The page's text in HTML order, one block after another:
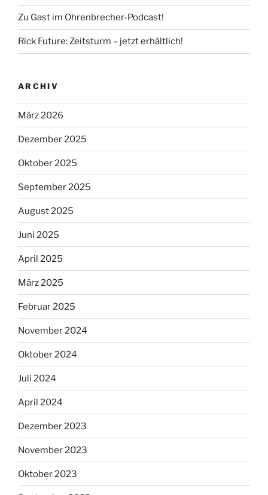
Zu Gast im Ohrenbrecher-Podcast!
Rick Future: Zeitsturm – jetzt erhältlich!
ARCHIV
März 2026
Dezember 2025
Oktober 2025
September 2025
August 2025
Juni 2025
April 2025
März 2025
Februar 2025
November 2024
Oktober 2024
Juli 2024
April 2024
Dezember 2023
November 2023
Oktober 2023